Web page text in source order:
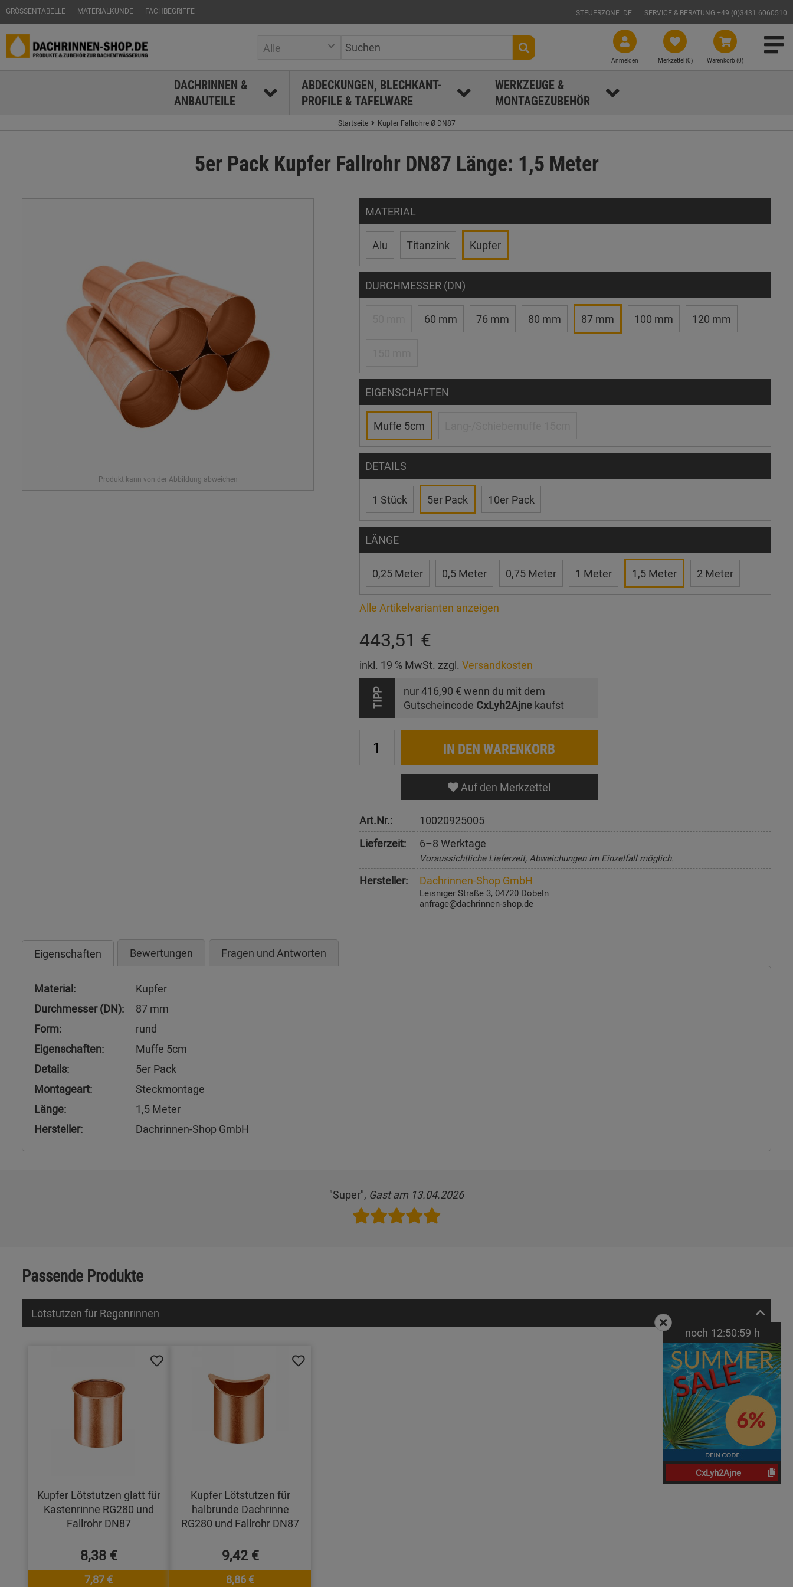
GRÖSSENTABELLE MATERIALKUNDE FACHBEGRIFFE STEUERZONE: DE SERVICE & BERATUNG +49 (0)3431 6060510
Warenkorb (0)
Merkzettel (0)
Anmelden
Alle
DACHRINNEN &
ANBAUTEILE
ABDECKUNGEN, BLECHKANT-
PROFILE & TAFELWARE
WERKZEUGE &
MONTAGEZUBEHÖR
Startseite Kupfer Fallrohre Ø DN87
5er Pack Kupfer Fallrohr DN87 Länge: 1,5 Meter
MATERIAL
Alu Titanzink Kupfer
DURCHMESSER (DN)
60 mm 76 mm 80 mm 87 mm 100 mm 120 mm
EIGENSCHAFTEN
Muffe 5cm
DETAILS
1 Stück 5er Pack 10er Pack
LÄNGE
0,25 Meter 0,5 Meter 0,75 Meter 1 Meter 1,5 Meter 2 Meter
Alle Artikelvarianten anzeigen
443,51 €
inkl. 19 % MwSt. zzgl. Versandkosten
TIPP nur416,90 € wenn du mit dem
Gutscheincode CxLyh2Ajnekaufst
IN DEN WARENKORB
Auf den Merkzettel
Art.Nr.:
10020925005
Lieferzeit:
6–8 Werktage
Voraussichtliche Lieferzeit, Abweichungen im Einzelfall möglich.
Hersteller: Dachrinnen-Shop GmbH
Leisniger Straße 3, 04720 Döbeln
anfrage@dachrinnen-shop.de
Eigenschaften Bewertungen Fragen und Antworten
Material:
Kupfer
Durchmesser (DN):
87 mm
Form:
rund
Eigenschaften:
Muffe 5cm
Details:
5er Pack
Montageart:
Steckmontage
Länge:
1,5 Meter
Hersteller:
Dachrinnen-Shop GmbH
"Super", Gast am 13.04.2026
Passende Produkte
Lötstutzen für Regenrinnen
Kupfer Lötstutzen glatt für
Kastenrinne RG280 und
Fallrohr DN87
8,38 €
7,87 €
Kupfer Lötstutzen für
halbrunde Dachrinne
RG280 und Fallrohr DN87
9,42 €
8,86 €
noch 12:50:58 h
CxLyh2Ajne